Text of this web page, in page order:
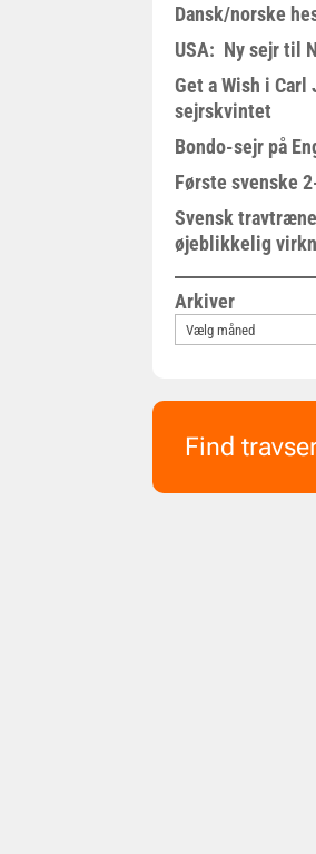
Dansk/norske
USA: Ny sejr til
Get a Wish i Carl
sejrskvintet
Bondo-sejr på
Første svenske
Svensk
øjeblikkelig
Arkiver
Find